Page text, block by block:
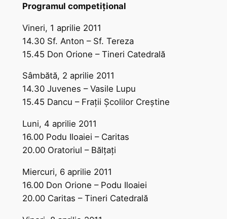
Programul competiţional
Vineri, 1 aprilie 2011
14.30 Sf. Anton – Sf. Tereza
15.45 Don Orione – Tineri Catedrală
Sâmbătă, 2 aprilie 2011
14.30 Juvenes – Vasile Lupu
15.45 Dancu – Fraţii Şcolilor Creştine
Luni, 4 aprilie 2011
16.00 Podu Iloaiei – Caritas
20.00 Oratoriul – Bălţaţi
Miercuri, 6 aprilie 2011
16.00 Don Orione – Podu Iloaiei
20.00 Caritas – Tineri Catedrală